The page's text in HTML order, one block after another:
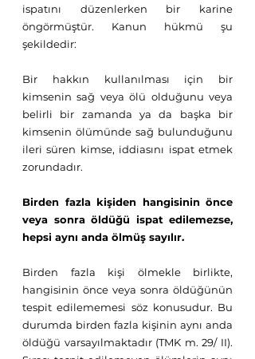
ispatını düzenlerken bir karine
öngörmüştür. Kanun hükmü şu
şekildedir:
Bir hakkın kullanılması için bir
kimsenin sağ veya ölü olduğunu veya
belirli bir zamanda ya da başka bir
kimsenin ölümünde sağ bulunduğunu
ileri süren kimse, iddiasını ispat etmek
zorundadır.
Birden fazla kişiden hangisinin önce
veya sonra öldüğü ispat edilemezse,
hepsi aynı anda ölmüş sayılır.
Birden fazla kişi ölmekle birlikte,
hangisinin önce veya sonra öldüğünün
tespit edilememesi söz konusudur. Bu
durumda birden fazla kişinin aynı anda
öldüğü varsayılmaktadır (TMK m. 29/ II).